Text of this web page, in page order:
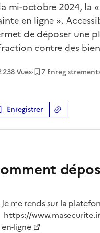
mi-octobre 2024, la
en ligne ».
de déposer une
contre des
238Vues· 7
Enregistrer Copier le lien
Je me rends sur la
https://
en-ligne